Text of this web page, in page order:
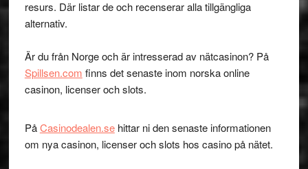
resurs. Där listar de och recenserar alla tillgängliga
alternativ.
Är du från Norge och är intresserad av nätcasinon? På
Spillsen.com finns det senaste inom norska online
casinon, licenser och slots.
PåCasinodealen.sehittar ni den senaste informationen
om nya casinon, licenser och slots hos casino på nätet.